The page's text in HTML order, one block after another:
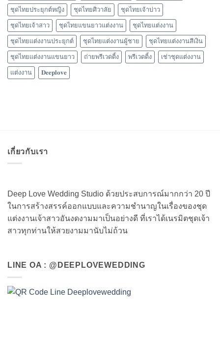
ชุดไทยประยุกต์หญิง ชุดไทยศิวาลัย ชุดไทยเจ้าบ่าว
ชุดไทยเจ้าสาว ชุดไทยแขนยาวแต่งงาน ชุดไทยแต่งงาน
ชุดไทยแต่งงานประยุกต์ ชุดไทยแต่งงานผู้ชาย ชุดไทยแต่งงานสีเงิน
ชุดไทยแต่งงานแขนยาว ถ่ายพรีเวดดิ้ง พรีเวดดิ้ง เช่าชุดแต่งงาน
แต่งงาน 𝐃𝐞𝐞𝐩𝐥𝐨𝐯𝐞
เกี่ยวกับเรา
Deep Love Wedding Studio ด้วยประสบการณ์มากกว่า 20 ปี
ในการสร้างสรรค์ออกแบบและความชำนาญในเรื่องของชุด
แต่งงานเจ้าสาวอันงดงามมาเป็นอย่างดี ที่เราได้เนรมิตชุดเจ้า
สาวทุกท่านให้สวยงามมานับไม่ถ้วน
LINE OA : @DEEPLOVEWEDDING